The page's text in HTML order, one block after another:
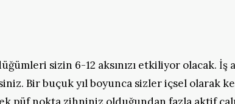
sizin 6-12 aksınızı etkiliyor olacak. İş
Bir buçuk yıl boyunca sizler içsel olarak